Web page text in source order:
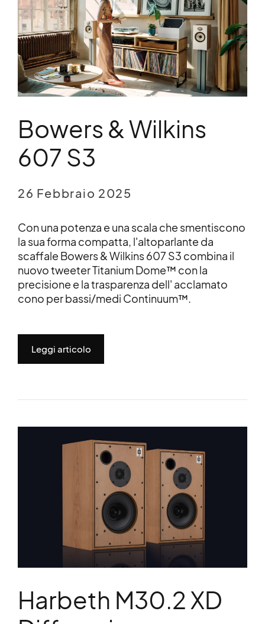
Bowers & Wilkins
607 S3
26 Febbraio 2025
Con una potenza e una scala che smentiscono
la sua forma compatta, l'altoparlante da
scaffale Bowers & Wilkins 607 S3 combina il
nuovo tweeter Titanium Dome™ con la
precisione e la trasparenza dell' acclamato
cono per bassi/medi Continuum™.
Leggi articolo
Harbeth M30.2 XD